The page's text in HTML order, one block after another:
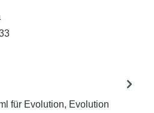
für Evolution, Evolution